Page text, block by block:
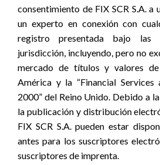
consentimiento de FIX SCR S.A. a
un experto en conexión con
registro presentada bajo las
jurisdicción, incluyendo, pero no
mercado de títulos y valores
América y la “Financial
2000” del Reino Unido. Debido a
la publicación y distribución
FIX SCR S.A. pueden estar
antes para los suscriptores
suscriptores de imprenta.